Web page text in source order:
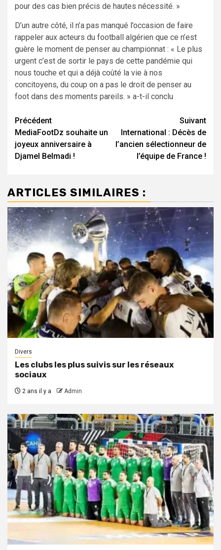
pour des cas bien précis de hautes nécessité. »
D’un autre côté, il n’a pas manqué l’occasion de faire
rappeler aux acteurs du football algérien que ce n’est
guère le moment de penser au championnat : « Le plus
urgent c’est de sortir le pays de cette pandémie qui
nous touche et qui a déjà coûté la vie à nos
concitoyens, du coup on a pas le droit de penser au
foot dans des moments pareils. » a-t-il conclu
Navigation
d’article
Précédent
MediaFootDz souhaite un
joyeux anniversaire à
Djamel Belmadi !
Suivant
International : Décès de
l’ancien sélectionneur de
l’équipe de France !
ARTICLES SIMILAIRES :
Divers
Les clubs les plus suivis sur les réseaux
sociaux
2 ans il y a Admin